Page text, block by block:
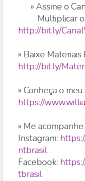
»Assine o
Multiplicar
http://bit.ly/
» Baixe
http://bit.ly/
» Conheça o
https://
» Me
Instagram:
ntbrasil
Facebook:
tbrasil